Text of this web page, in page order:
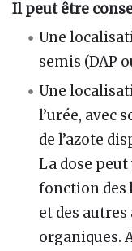
Il peut être
Une
semis (DAP
Une
l’urée, avec
de l’azote
La dose
fonction des
et des
organiques.